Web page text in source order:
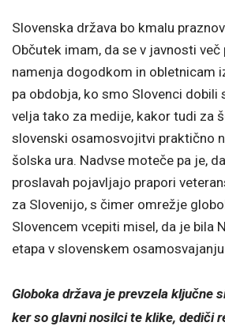
Slovenska država bo kmalu
Občutek imam, da se v javnosti
namenja dogodkom in obletnicam
pa obdobja, ko smo Slovenci dobili
velja tako za medije, kakor tudi za
slovenski osamosvojitvi praktično
šolska ura. Nadvse moteče pa je,
proslavah pojavljajo prapori
za Slovenijo, s čimer omrežje
Slovencem vcepiti misel, da je bila
etapa v slovenskem osamosvajanju.
Globoka država je prevzela ključne
ker so glavni nosilci te klike, dediči